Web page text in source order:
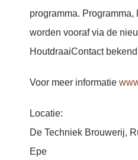
programma. Programma,
worden vooraf via de
HoutdraaiContact
Voor meer informatie
Locatie:
De Techniek Brouwerij,
Epe